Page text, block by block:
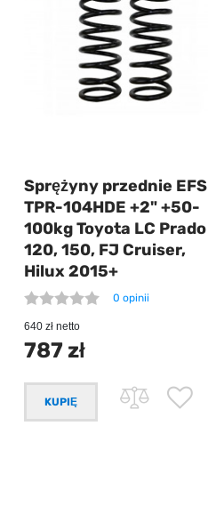
Sprężyny przednie EFS
TPR-104HDE +2" +50-
100kg Toyota LC Prado
120, 150, FJ Cruiser,
Hilux 2015+
0 opinii
640 zł netto
787 zł